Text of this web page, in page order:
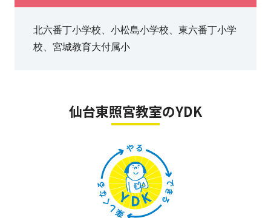
北六番丁小学校、小松島小学校、東六番丁小学
校、宮城教育大付属小
仙台東照宮教室のYDK